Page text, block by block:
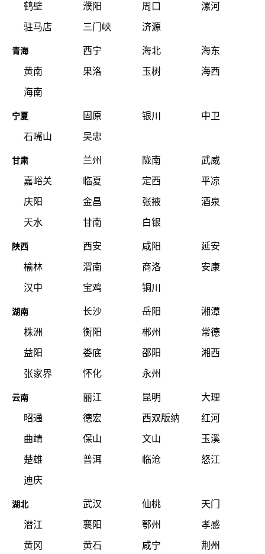
鹤壁 濮阳 周口 漯河
驻马店 三门峡 济源
青海 西宁 海北 海东
黄南 果洛 玉树 海西
海南
宁夏 固原 银川 中卫
石嘴山 吴忠
甘肃 兰州 陇南 武威
嘉峪关 临夏 定西 平凉
庆阳 金昌 张掖 酒泉
天水 甘南 白银
陕西 西安 咸阳 延安
榆林 渭南 商洛 安康
汉中 宝鸡 铜川
湖南 长沙 岳阳 湘潭
株洲 衡阳 郴州 常德
益阳 娄底 邵阳 湘西
张家界 怀化 永州
云南 丽江 昆明 大理
昭通 德宏 西双版纳 红河
曲靖 保山 文山 玉溪
楚雄 普洱 临沧 怒江
迪庆
湖北 武汉 仙桃 天门
潜江 襄阳 鄂州 孝感
黄冈 黄石 咸宁 荆州